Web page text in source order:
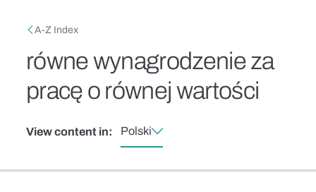
Breadcrumb
A-Z Index
równe wynagrodzenie za
pracę o równej wartości
View content in: Polski